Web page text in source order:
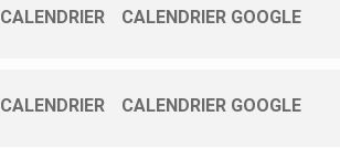
CALENDRIER CALENDRIER GOOGLE
CALENDRIER CALENDRIER GOOGLE